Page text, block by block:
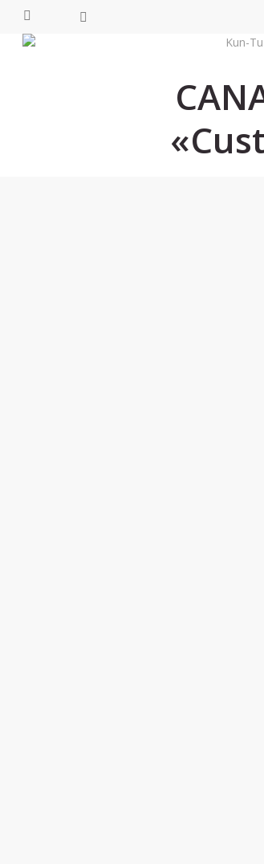
main
facebookyoutubeinstagram
tiktok
Kun-Tu